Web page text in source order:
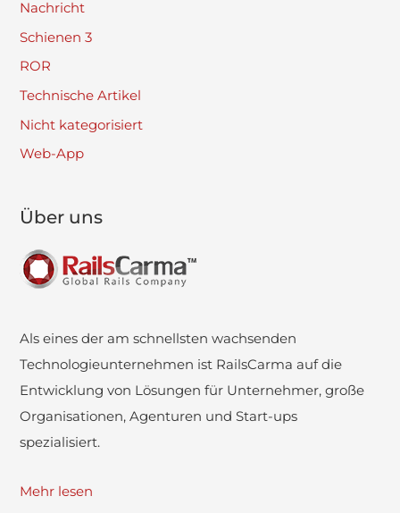
Nachricht
Schienen 3
ROR
Technische Artikel
Nicht kategorisiert
Web-App
Über uns
Als eines der am schnellsten wachsenden
Technologieunternehmen ist RailsCarma auf die
Entwicklung von Lösungen für Unternehmer, große
Organisationen, Agenturen und Start-ups
spezialisiert.
Mehr lesen